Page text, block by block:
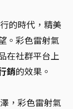
的時代，精美
。彩色雷射氣
在社群平台上
銷的效果。
，彩色雷射氣